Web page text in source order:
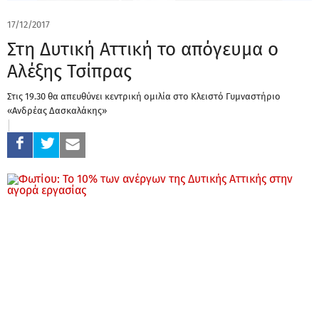
17/12/2017
Στη Δυτική Αττική το απόγευμα ο
Αλέξης Τσίπρας
Στις 19.30 θα απευθύνει κεντρική ομιλία στο Κλειστό Γυμναστήριο
«Ανδρέας Δασκαλάκης»